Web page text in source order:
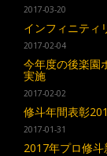
2017-03-20
インフィニティ
2017-02-04
今年度の後楽園
実施
2017-02-02
修斗年間表彰
2017-01-31
2017年プロ修